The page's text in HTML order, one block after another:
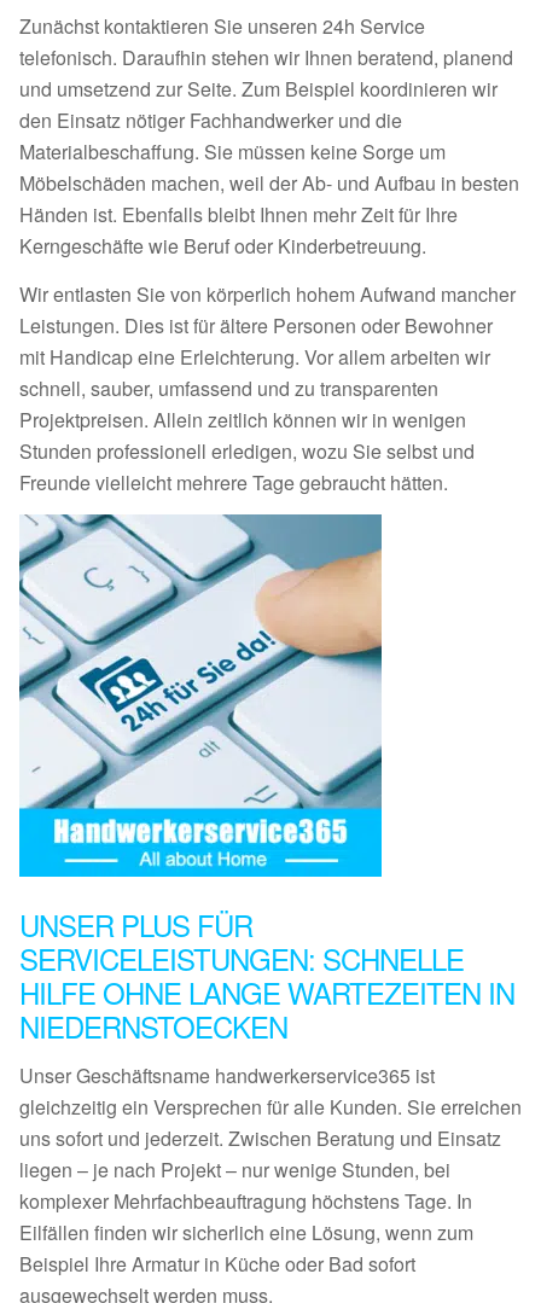
Zunächst kontaktieren Sie unseren 24h Service
telefonisch. Daraufhin stehen wir Ihnen beratend, planend
und umsetzend zur Seite. Zum Beispiel koordinieren wir
den Einsatz nötiger Fachhandwerker und die
Materialbeschaffung. Sie müssen keine Sorge um
Möbelschäden machen, weil der Ab- und Aufbau in besten
Händen ist. Ebenfalls bleibt Ihnen mehr Zeit für Ihre
Kerngeschäfte wie Beruf oder Kinderbetreuung.
Wir entlasten Sie von körperlich hohem Aufwand mancher
Leistungen. Dies ist für ältere Personen oder Bewohner
mit Handicap eine Erleichterung. Vor allem arbeiten wir
schnell, sauber, umfassend und zu transparenten
Projektpreisen. Allein zeitlich können wir in wenigen
Stunden professionell erledigen, wozu Sie selbst und
Freunde vielleicht mehrere Tage gebraucht hätten.
UNSER PLUS FÜR
SERVICELEISTUNGEN: SCHNELLE
HILFE OHNE LANGE WARTEZEITEN IN
NIEDERNSTOECKEN
Unser Geschäftsname handwerkerservice365 ist
gleichzeitig ein Versprechen für alle Kunden. Sie erreichen
uns sofort und jederzeit. Zwischen Beratung und Einsatz
liegen – je nach Projekt – nur wenige Stunden, bei
komplexer Mehrfachbeauftragung höchstens Tage. In
Eilfällen finden wir sicherlich eine Lösung, wenn zum
Beispiel Ihre Armatur in Küche oder Bad sofort
ausgewechselt werden muss.